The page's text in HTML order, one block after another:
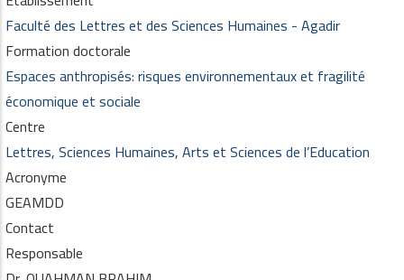
Faculté des Lettres et des Sciences Humaines - Agadir
Formation doctorale
Espaces anthropisés: risques environnementaux et fragilité
économique et sociale
Centre
Lettres, Sciences Humaines, Arts et Sciences de l’Education
Acronyme
GEAMDD
Contact
Responsable